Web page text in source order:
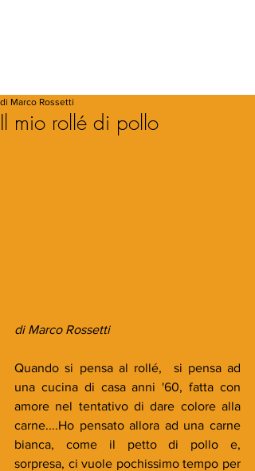
Il mio rollé di pollo
di Marco Rossetti
di Marco Rossetti
Quando si pensa al rollé,  si pensa ad
una cucina di casa anni '60, fatta con
amore nel tentativo di dare colore alla
carne....Ho pensato allora ad una carne
bianca, come il petto di pollo e,
sorpresa, ci vuole pochissimo tempo per